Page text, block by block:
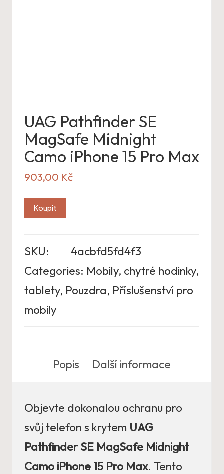
UAG Pathfinder SE
MagSafe Midnight
Camo iPhone 15 Pro Max
903,00 Kč
Koupit
SKU:
4acbfd5fd4f3
Categories: Mobily, chytré hodinky,
tablety, Pouzdra, Příslušenství pro
mobily
Popis Další informace
Objevte dokonalou ochranu pro
svůj telefon s krytem UAG
Pathfinder SE MagSafe Midnight
Camo iPhone 15 Pro Max. Tento